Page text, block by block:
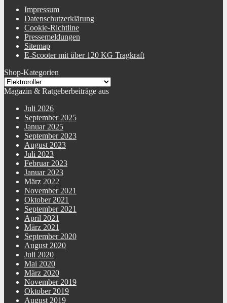
Impressum
Datenschutzerklärung
Cookie-Richtline
Pressemeldungen
Sitemap
E-Scooter mit über 120 KG Tragkraft
Shop-Kategorien
Magazin & Ratgeberbeiträge aus
Juli 2026
September 2025
Januar 2025
September 2023
August 2023
Juli 2023
Februar 2023
Januar 2023
März 2022
November 2021
Oktober 2021
September 2021
April 2021
März 2021
September 2020
August 2020
Juli 2020
Mai 2020
März 2020
November 2019
Oktober 2019
August 2019